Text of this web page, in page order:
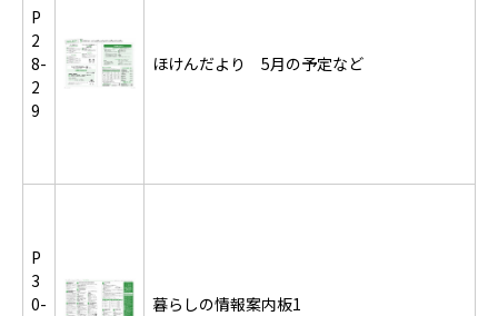
P
2
8-
2
9
ほけんだより 5月の予定など
P
3
0-
暮らしの情報案内板1